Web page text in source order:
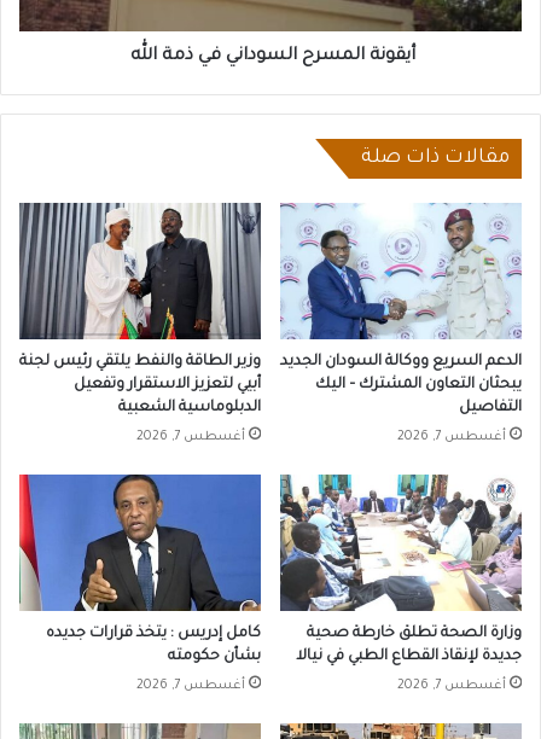
أيقونة المسرح السوداني في ذمة الله
مقالات ذات صلة
الدعم السريع ووكالة السودان الجديد
يبحثان التعاون المشترك – اليك
التفاصيل
أغسطس 7, 2026
وزير الطاقة والنفط يلتقي رئيس لجنة
أبيي لتعزيز الاستقرار وتفعيل
الدبلوماسية الشعبية
أغسطس 7, 2026
وزارة الصحة تطلق خارطة صحية
جديدة لإنقاذ القطاع الطبي في نيالا
أغسطس 7, 2026
كامل إدريس : يتخذ قرارات جديده
بشأن حكومته
أغسطس 7, 2026